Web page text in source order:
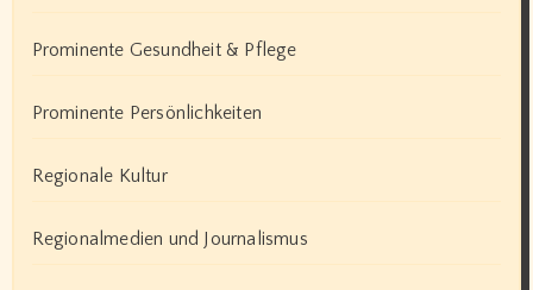
Prominente Gesundheit & Pflege
Prominente Persönlichkeiten
Regionale Kultur
Regionalmedien und Journalismus